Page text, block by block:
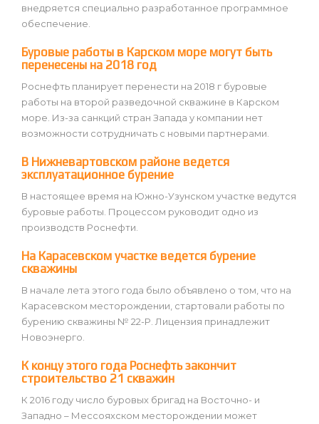
внедряется специально разработанное программное
обеспечение.
Буровые работы в Карском море могут быть
перенесены на 2018 год
Роснефть планирует перенести на 2018 г буровые
работы на второй разведочной скважине в Карском
море. Из-за санкций стран Запада у компании нет
возможности сотрудничать с новыми партнерами.
В Нижневартовском районе ведется
эксплуатационное бурение
В настоящее время на Южно-Узунском участке ведутся
буровые работы. Процессом руководит одно из
производств Роснефти.
На Карасевском участке ведется бурение
скважины
В начале лета этого года было объявлено о том, что на
Карасевском месторождении, стартовали работы по
бурению скважины № 22-Р. Лицензия принадлежит
Новоэнерго.
К концу этого года Роснефть закончит
строительство 21 скважин
К 2016 году число буровых бригад на Восточно- и
Западно – Мессояхском месторождении может